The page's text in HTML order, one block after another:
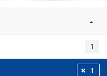
1
1